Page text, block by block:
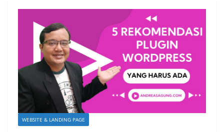
WEBSITE & LANDING PAGE